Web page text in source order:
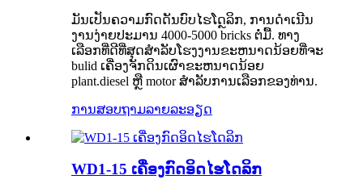
ມັນເປັນຄວາມກົດດັນບົບໄຮໂດຼລິກ, ການດໍາເນີນ
ງານງ່າຍປະມານ 4000-5000 bricks ຕໍ່ມື້. ທາງ
ເລືອກທີ່ດີທີ່ສຸດສໍາລັບໂຮງງານຂະຫນາດນ້ອຍທີ່ຈະ
bulid ເຄື່ອງຈັກດິນເຜົາຂະຫນາດນ້ອຍ
plant.diesel ຫຼື motor ສໍາລັບການເລືອກຂອງທ່ານ.
ການສອບຖາມລາຍລະອຽດ
WD1-15 ເຄື່ອງກົດອິດໄຮໂດລິກ